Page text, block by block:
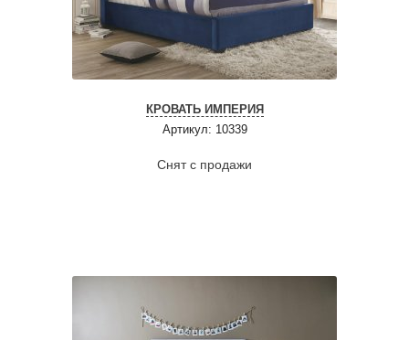
КРОВАТЬ ИМПЕРИЯ
Артикул: 10339
Снят с продажи